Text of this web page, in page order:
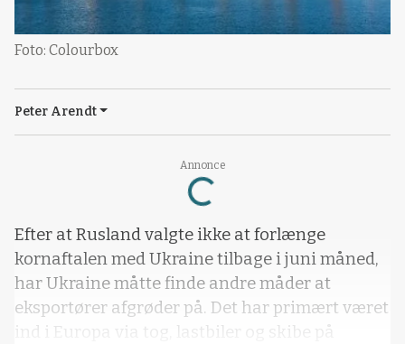
Annonce
Loading...
Foto: Colourbox
Peter Arendt
Efter at Rusland valgte ikke at forlænge
kornaftalen med Ukraine tilbage i juni måned,
har Ukraine måtte finde andre måder at
eksportører afgrøder på. Det har primært været
ind i Europa via tog, lastbiler og skibe på